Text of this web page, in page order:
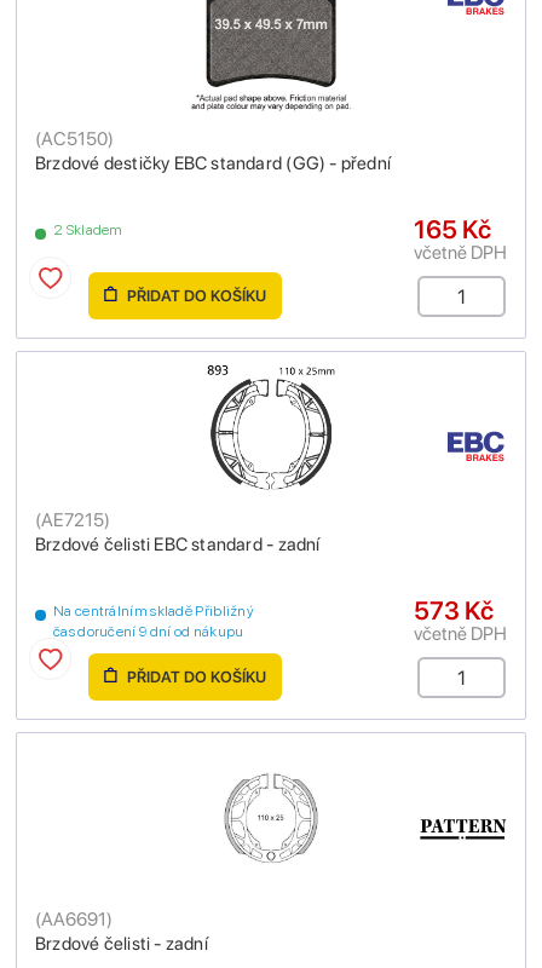
Brzdové destičky EBC standard (GG) - přední
(AC5150)
2 Skladem 165 Kč
včetně DPH
PŘIDAT DO KOŠÍKU
Brzdové čelisti EBC standard - zadní
(AE7215)
Na centrálním skladě Přibližný
čas doručení 9 dní od nákupu
573 Kč
včetně DPH
PŘIDAT DO KOŠÍKU
Brzdové čelisti - zadní
(AA6691)